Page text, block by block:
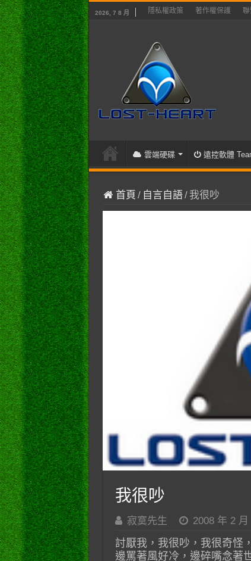
2026, 7 8 月 隱私權政策 著作權保護 聯
雲端硬碟 遠控軟體
首頁 / 自言自語/ 我很吵
我很吵
寂寞先生 2008 年 2 月
討厭我，我很吵，我很奇怪
邊罵著風好冷，邊碎嘴念著